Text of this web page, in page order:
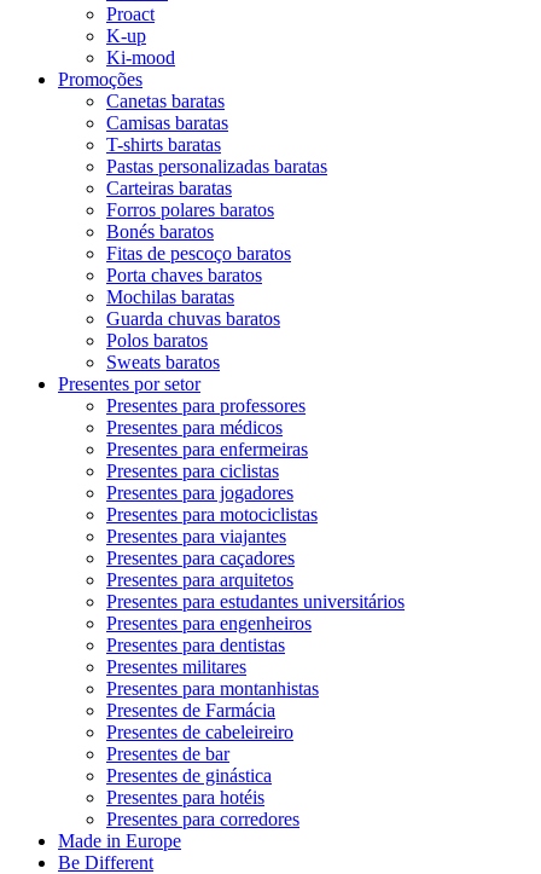
Proact
K-up
Ki-mood
Promoções
Canetas baratas
Camisas baratas
T-shirts baratas
Pastas personalizadas baratas
Carteiras baratas
Forros polares baratos
Bonés baratos
Fitas de pescoço baratos
Porta chaves baratos
Mochilas baratas
Guarda chuvas baratos
Polos baratos
Sweats baratos
Presentes por setor
Presentes para professores
Presentes para médicos
Presentes para enfermeiras
Presentes para ciclistas
Presentes para jogadores
Presentes para motociclistas
Presentes para viajantes
Presentes para caçadores
Presentes para arquitetos
Presentes para estudantes universitários
Presentes para engenheiros
Presentes para dentistas
Presentes militares
Presentes para montanhistas
Presentes de Farmácia
Presentes de cabeleireiro
Presentes de bar
Presentes de ginástica
Presentes para hotéis
Presentes para corredores
Made in Europe
Be Different